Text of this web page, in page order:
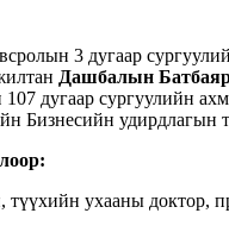
3 дугаар
Дашбалын
дугаар сургуулийн
Бизнесийн удирдлагын
:
ухааны доктор,